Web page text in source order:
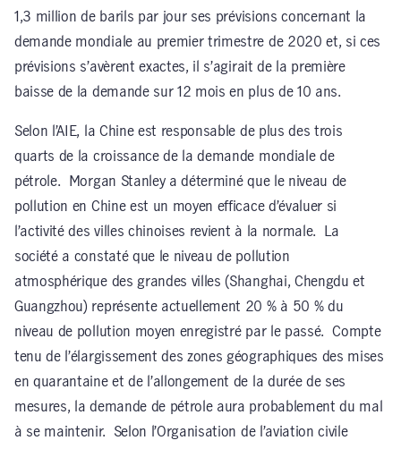
1,3 million de barils par jour ses prévisions concernant la
demande mondiale au premier trimestre de 2020 et, si ces
prévisions s’avèrent exactes, il s’agirait de la première
baisse de la demande sur 12 mois en plus de 10 ans.
Selon l’AIE, la Chine est responsable de plus des trois
quarts de la croissance de la demande mondiale de
pétrole. Morgan Stanley a déterminé que le niveau de
pollution en Chine est un moyen efficace d’évaluer si
l’activité des villes chinoises revient à la normale. La
société a constaté que le niveau de pollution
atmosphérique des grandes villes (Shanghai, Chengdu et
Guangzhou) représente actuellement 20 % à 50 % du
niveau de pollution moyen enregistré par le passé. Compte
tenu de l’élargissement des zones géographiques des mises
en quarantaine et de l’allongement de la durée de ses
mesures, la demande de pétrole aura probablement du mal
à se maintenir. Selon l’Organisation de l’aviation civile